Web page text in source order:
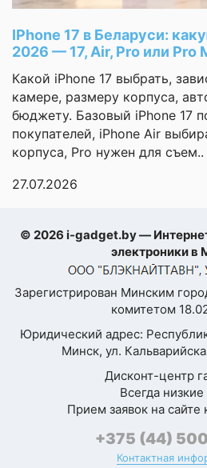
корпуса
Стереодинамики
Материал граней
Материал задней
крышки
Ударопрочный
QWERTY-
Сканер отпечатка
пальца
Расположение
сканера отпечатка
доставки. Курьер
вежливый.
тоже возможен,
выбрал доставку. В
целом,
работы на высоте.
Рекомендую
Покупала для
ребёнка, очень
переживала за
безопасность
Устройство не
экологичный, без
запаха.
написано в
Выключила все
IPhone 17 в Беларуси:
2026 — 17, Air, Pro или Pro
Какой iPhone 17 выбрать,
камере, размеру корпуса,
бюджету. Базовый iPhone 17
покупателей, iPhone Air
корпуса, Pro нужен для съем..
27.07.2026
© 2026 i-gadget.by —
электроники в
Зарегистрирован Минским
комитетом
Юридический адрес:
Минск, ул.
Дисконт-центр
Всегда
Прием заявок на сайте
+375 (44)
Контактная